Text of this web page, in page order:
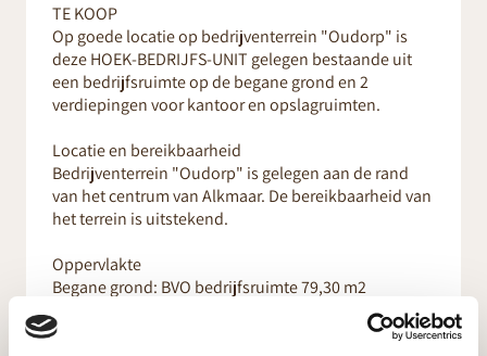
TE KOOP
Op goede locatie op bedrijventerrein "Oudorp" is
deze HOEK-BEDRIJFS-UNIT gelegen bestaande uit
een bedrijfsruimte op de begane grond en 2
verdiepingen voor kantoor en opslagruimten.
Locatie en bereikbaarheid
Bedrijventerrein "Oudorp" is gelegen aan de rand
van het centrum van Alkmaar. De bereikbaarheid van
het terrein is uitstekend.
Oppervlakte
Begane grond: BVO bedrijfsruimte 79,30 m2
2e verdieping: BVO kantoorruimte 77,70 m2